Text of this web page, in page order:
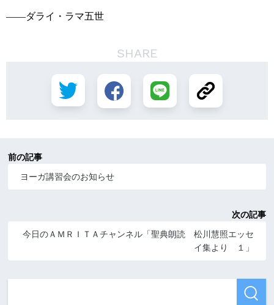
――ダライ・ラマ五世
SHARE
前の記事
ヨーガ講習会のお知らせ
次の記事
今日のＡＭＲＩＴＡチャンネル「聖典朗読 松川慧照エッセ
イ集より １」